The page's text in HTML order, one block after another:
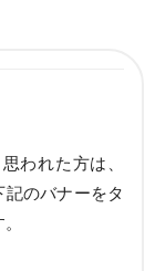
われた方は、
のバナーをタ